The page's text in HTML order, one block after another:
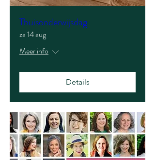
Thuisonderwijsdag
za 14 aug
Meer info
Details